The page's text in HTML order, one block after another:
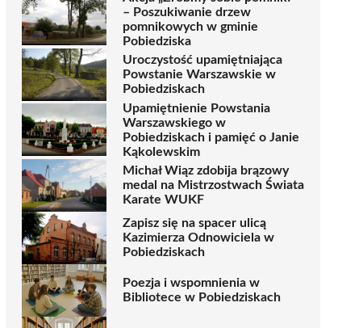
– Poszukiwanie drzew
pomnikowych w gminie
Pobiedziska
Uroczystość upamiętniająca
Powstanie Warszawskie w
Pobiedziskach
Upamiętnienie Powstania
Warszawskiego w
Pobiedziskach i pamięć o Janie
Kąkolewskim
Michał Wiąz zdobija brązowy
medal na Mistrzostwach Świata
Karate WUKF
Zapisz się na spacer ulicą
Kazimierza Odnowiciela w
Pobiedziskach
Poezja i wspomnienia w
Bibliotece w Pobiedziskach